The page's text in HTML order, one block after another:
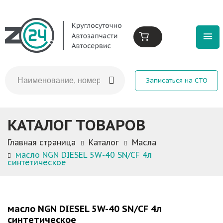
Записаться на СТО
КАТАЛОГ ТОВАРОВ
Главная страница Каталог
Масла
масло NGN DIESEL 5W-40 SN/CF 4л
синтетическое
масло NGN DIESEL 5W-40 SN/CF 4л
синтетическое